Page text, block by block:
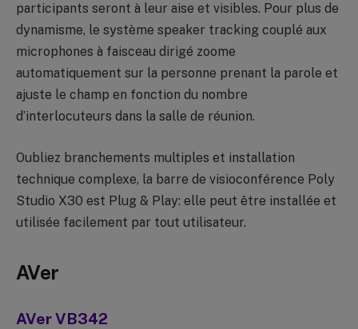
participants seront à leur aise et visibles. Pour plus de
dynamisme, le système speaker tracking couplé aux
microphones à faisceau dirigé zoome
automatiquement sur la personne prenant la parole et
ajuste le champ en fonction du nombre
d’interlocuteurs dans la salle de réunion.
Oubliez branchements multiples et installation
technique complexe, la barre de visioconférence Poly
Studio X30 est Plug & Play: elle peut être installée et
utilisée facilement par tout utilisateur.
AVer
AVer VB342